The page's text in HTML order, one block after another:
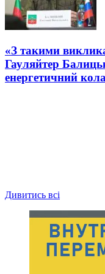
«З такими
Гауляйтер
енергетичний
Дивитись всі